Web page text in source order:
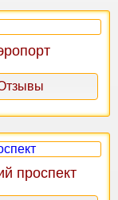
проспект